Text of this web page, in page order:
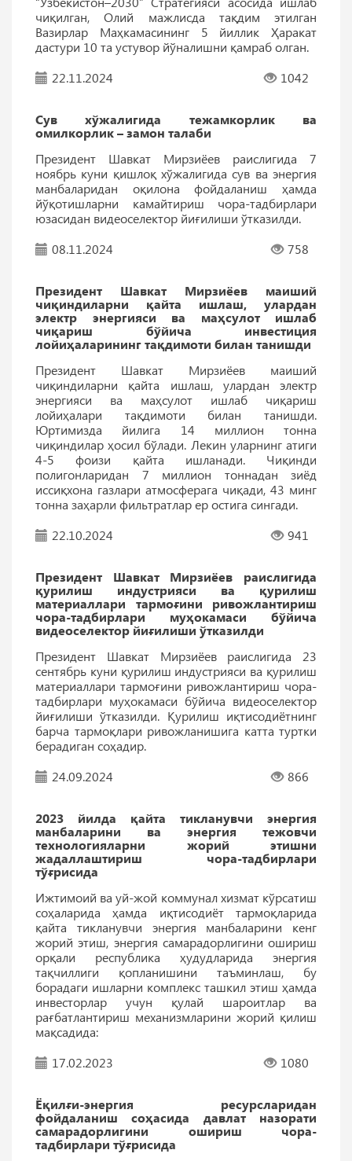
чиқилган, Олий мажлисда тақдим этилган
Вазирлар Маҳкамасининг 5 йиллик Ҳаракат
дастури 10 та устувор йўналишни қамраб олган.
22.11.2024
1042
Сув хўжалигида тежамкорлик ва
омилкорлик – замон талаби
Президент Шавкат Мирзиёев раислигида 7
ноябрь куни қишлоқ хўжалигида сув ва энергия
манбаларидан оқилона фойдаланиш ҳамда
йўқотишларни камайтириш чора-тадбирлари
юзасидан видеоселектор йиғилиши ўтказилди.
08.11.2024
758
Президент Шавкат Мирзиёев маиший
чиқиндиларни қайта ишлаш, улардан
электр энергияси ва маҳсулот ишлаб
чиқариш бўйича инвестиция
лойиҳаларининг тақдимоти билан танишди
Президент Шавкат Мирзиёев маиший
чиқиндиларни қайта ишлаш, улардан электр
энергияси ва маҳсулот ишлаб чиқариш
лойиҳалари тақдимоти билан танишди.
Юртимизда йилига 14 миллион тонна
чиқиндилар ҳосил бўлади. Лекин уларнинг атиги
4-5 фоизи қайта ишланади. Чиқинди
полигонларидан 7 миллион тоннадан зиёд
иссиқхона газлари атмосферага чиқади, 43 минг
тонна заҳарли фильтратлар ер остига сингади.
22.10.2024
941
Президент Шавкат Мирзиёев раислигида
қурилиш индустрияси ва қурилиш
материаллари тармоғини ривожлантириш
чора-тадбирлари муҳокамаси бўйича
видеоселектор йиғилиши ўтказилди
Президент Шавкат Мирзиёев раислигида 23
сентябрь куни қурилиш индустрияси ва қурилиш
материаллари тармоғини ривожлантириш чора-
тадбирлари муҳокамаси бўйича видеоселектор
йиғилиши ўтказилди. Қурилиш иқтисодиётнинг
барча тармоқлари ривожланишига катта туртки
берадиган соҳадир.
24.09.2024
866
2023 йилда қайта тикланувчи энергия
манбаларини ва энергия тежовчи
технологияларни жорий этишни
жадаллаштириш чора-тадбирлари
тўғрисида
Ижтимоий ва уй-жой коммунал хизмат кўрсатиш
соҳаларида ҳамда иқтисодиёт тармоқларида
қайта тикланувчи энергия манбаларини кенг
жорий этиш, энергия самарадорлигини ошириш
орқали республика ҳудудларида энергия
тақчиллиги қопланишини таъминлаш, бу
борадаги ишларни комплекс ташкил этиш ҳамда
инвесторлар учун қулай шароитлар ва
рағбатлантириш механизмларини жорий қилиш
мақсадида:
17.02.2023
1080
Ёқилғи-энергия ресурсларидан
фойдаланиш соҳасида давлат назорати
самарадорлигини ошириш чора-
тадбирлари тўғрисида